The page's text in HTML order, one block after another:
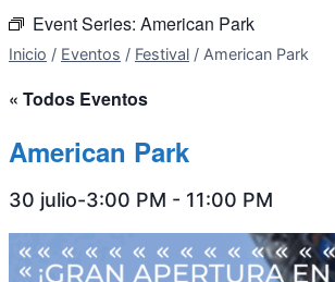
Event Series: American Park
Inicio / Eventos / Festival / American Park
« Todos Eventos
American Park
30 julio-3:00 PM - 11:00 PM